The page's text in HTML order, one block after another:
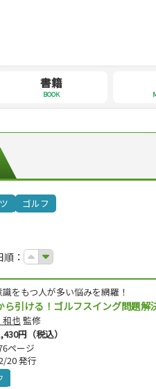
書籍
BOOK
ゴルフ
：
をもつ人が多い悩みを網羅！
ら引ける！ゴルフスイング問題解
也 監修
円（税込）
ページ
20 発行